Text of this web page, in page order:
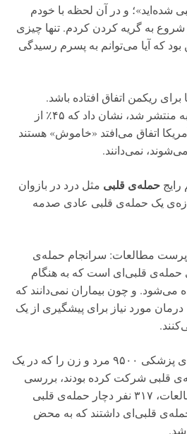
شده‌اید»؛ و در آن لحظه با خودم
به گریه کردن کردم. تنها چیزی
که آیا می‌توانم به پسرم رسیدگی
ریکمن اتفاق افتاده باشد.
مطالعات جدیدی که دوشنبه منتشر شد، نشان داد که ۴۵٪ از
اتفاق می‌افتد «خاموش» هستند
نمی‌دانند.
رایج حمله‌ی قلبی مثل درد در بازوان
یک حمله‌ی قلبی عادی صدمه
مطالعات: سرانجام حمله‌ی
قلبی‌ای است که به هنگام
می‌شود. و چون بیماران نمی‌دانند که
مورد نیاز برای پیشگیری از یک
تیم دکتر سولیمان، پرونده ی پزشکی ۹۵۰۰ مرد و زن را که در یک
قلبی شرکت کرده بودند، بررسی
کردند. در طول ۹ سال مطالعات، ۳۱۷ نفر دچار حمله‌ی قلبی
و ۳۸۶ نفر حمله‌ی قلبی‌ای داشتند که به محض
شد.